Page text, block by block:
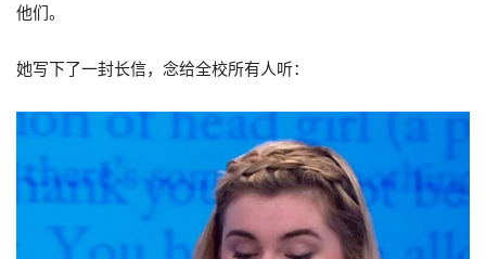
他们。
她写下了一封长信，念给全校所有人听：